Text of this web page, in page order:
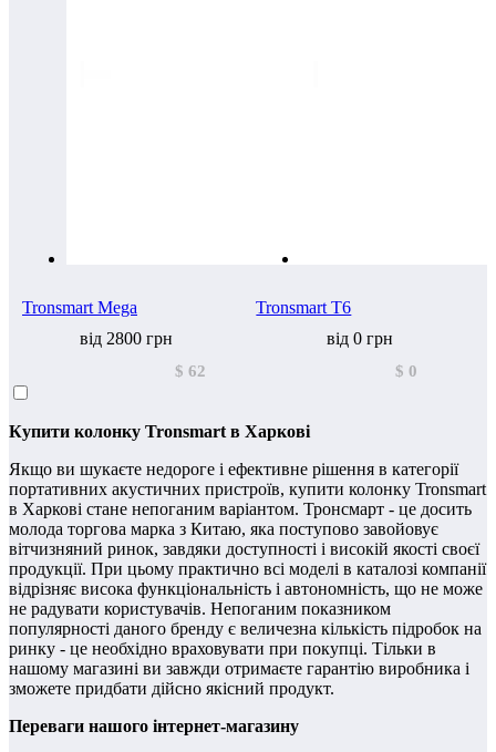
Tronsmart Mega
від 2800 грн
$ 62
Tronsmart T6
від 0 грн
$ 0
Купити колонку Tronsmart в Харкові
Якщо ви шукаєте недороге і ефективне рішення в категорії
портативних акустичних пристроїв, купити колонку Tronsmart
в Харкові стане непоганим варіантом. Тронсмарт - це досить
молода торгова марка з Китаю, яка поступово завойовує
вітчизняний ринок, завдяки доступності і високій якості своєї
продукції. При цьому практично всі моделі в каталозі компанії
відрізняє висока функціональність і автономність, що не може
не радувати користувачів. Непоганим показником
популярності даного бренду є величезна кількість підробок на
ринку - це необхідно враховувати при покупці. Тільки в
нашому магазині ви завжди отримаєте гарантію виробника і
зможете придбати дійсно якісний продукт.
Переваги нашого інтернет-магазину